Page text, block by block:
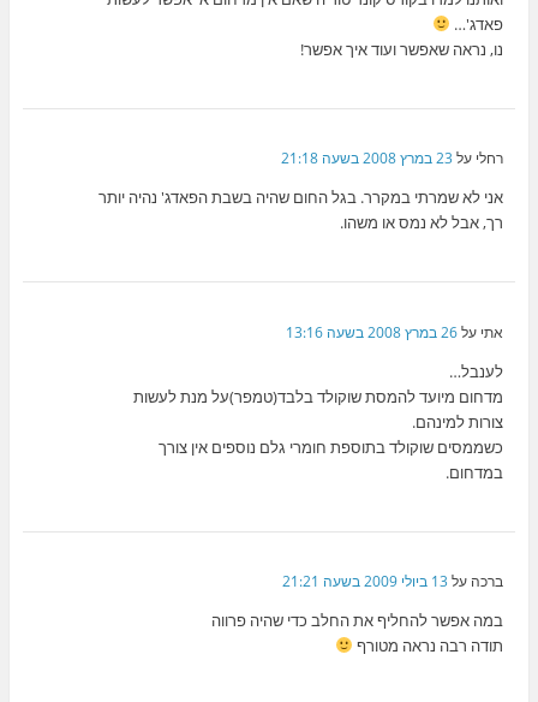
פאדג'…
נו, נראה שאפשר ועוד איך אפשר!
רחלי על 23 במרץ 2008 בשעה 21:18
אני לא שמרתי במקרר. בגל החום שהיה בשבת הפאדג' נהיה יותר
רך, אבל לא נמס או משהו.
אתי על26 במרץ 2008 בשעה 13:16
לענבל…
מדחום מיועד להמסת שוקולד בלבד(טמפר)על מנת לעשות
צורות למינהם.
כשממסים שוקולד בתוספת חומרי גלם נוספים אין צורך
במדחום.
ברכה על 13 ביולי 2009 בשעה 21:21
במה אפשר להחליף את החלב כדי שהיה פרווה
תודה רבה נראה מטורף